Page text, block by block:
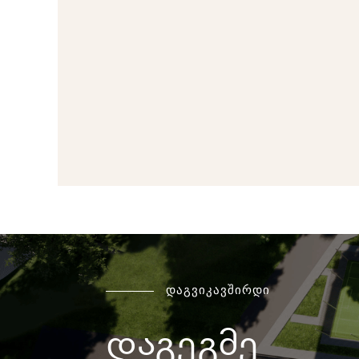
დაგვიკავშირდი
დაგეგმე